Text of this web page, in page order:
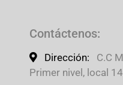
Contáctenos:
Dirección:
C.C
Primer nivel, local